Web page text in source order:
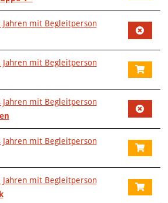
Jahren mit Begleitperson
Jahren mit Begleitperson
Jahren mit Begleitperson
Jahren mit Begleitperson
Jahren mit Begleitperson